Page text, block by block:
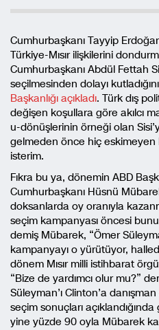
Cumhurbaşkanı Tayyip
Türkiye-Mısır ilişkilerini
Cumhurbaşkanı Abdül Fettah
seçilmesinden dolayı
Başkanlığı açıkladı. Türk dış
değişen koşullara göre akılcı
u-dönüşlerinin örneği olan
gelmeden önce hiç eskimeyen
isterim.
Fıkra bu ya, dönemin ABD
Cumhurbaşkanı Hüsnü
doksanlarda oy oranıyla
seçim kampanyası öncesi
demiş Mübarek, “Ömer
kampanyayı o yürütüyor,
dönem Mısır milli istihbarat
“Bize de yardımcı olur mu?”
Süleyman’ı Clinton’a
seçim sonuçları
yine yüzde 90 oyla Mübarek